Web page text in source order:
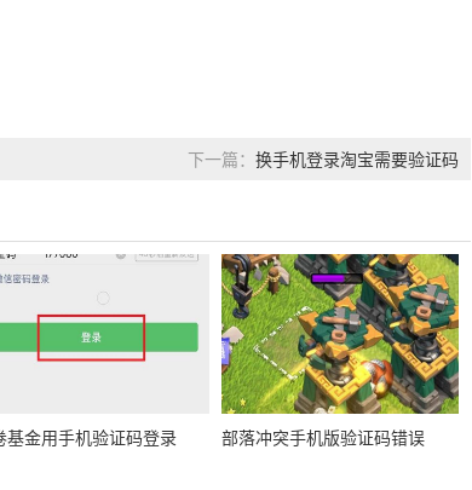
下一篇： 换手机登录淘宝需要验证码
基金用手机验证码登录 部落冲突手机版验证码错误